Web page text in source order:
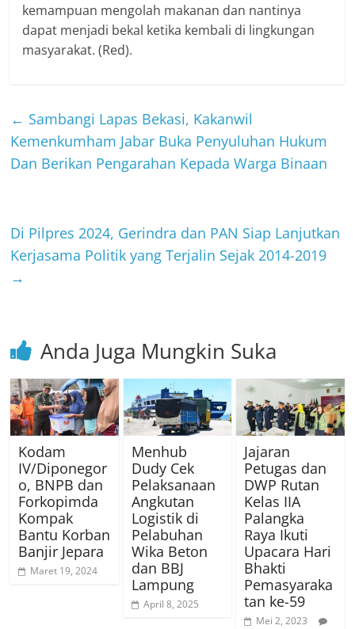
kemampuan mengolah makanan dan nantinya
dapat menjadi bekal ketika kembali di lingkungan
masyarakat. (Red).
← Sambangi Lapas Bekasi, Kakanwil
Kemenkumham Jabar Buka Penyuluhan Hukum
Dan Berikan Pengarahan Kepada Warga Binaan
Di Pilpres 2024, Gerindra dan PAN Siap Lanjutkan
Kerjasama Politik yang Terjalin Sejak 2014-2019
→
Anda Juga Mungkin Suka
Kodam
IV/Diponegor
o, BNPB dan
Forkopimda
Kompak
Bantu Korban
Banjir Jepara
Maret 19, 2024
Menhub
Dudy Cek
Pelaksanaan
Angkutan
Logistik di
Pelabuhan
Wika Beton
dan BBJ
Lampung
April 8, 2025
Jajaran
Petugas dan
DWP Rutan
Kelas IIA
Palangka
Raya Ikuti
Upacara Hari
Bhakti
Pemasyaraka
tan ke-59
Mei 2, 2023